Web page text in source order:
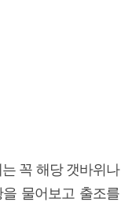
꼭 해당 갯바위나
물어보고 출조를